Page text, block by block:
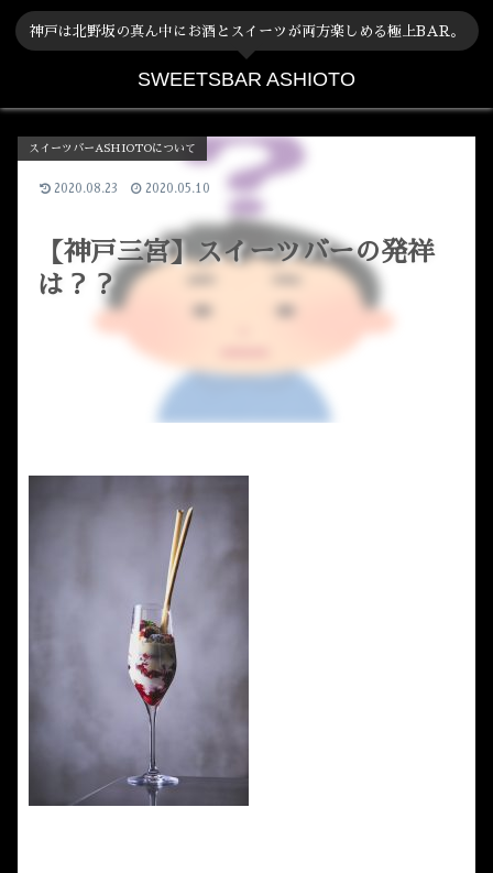
神戸は北野坂の真ん中にお酒とスイーツが両方楽しめる極上BAR。
SWEETSBAR ASHIOTO
【神戸三宮】スイーツバーの発祥
は？？
スイーツバーASHIOTOについて
2020.08.23 2020.05.10